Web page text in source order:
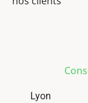
Lyon